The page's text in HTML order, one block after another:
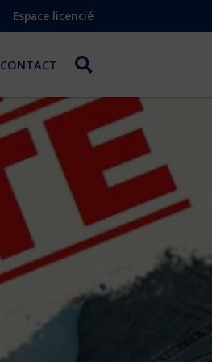
Espace licencié
CONTACT